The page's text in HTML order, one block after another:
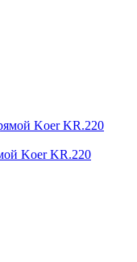
Koer KR.220